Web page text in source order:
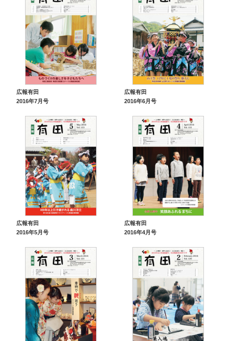
広報有田
2016年7月号
広報有田
2016年6月号
広報有田
2016年5月号
広報有田
2016年4月号